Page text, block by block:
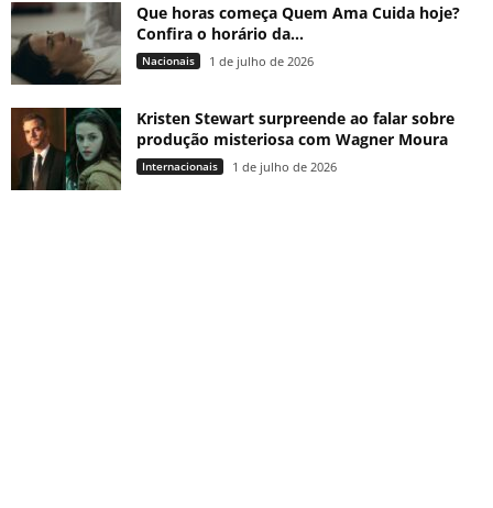
Que horas começa Quem Ama Cuida hoje?
Confira o horário da...
Nacionais 1 de julho de 2026
Kristen Stewart surpreende ao falar sobre
produção misteriosa com Wagner Moura
Internacionais 1 de julho de 2026